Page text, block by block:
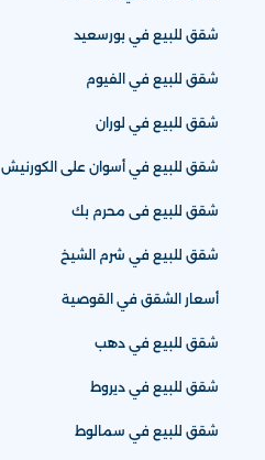
شقق للبيع في بورسعيد
شقق للبيع في الفيوم
شقق للبيع في لوران
شقق للبيع في أسوان على الكورنيش
شقق للبيع فى محرم بك
شقق للبيع في شرم الشيخ
أسعار الشقق في القوصية
شقق للبيع في دهب
شقق للبيع في ديروط
شقق للبيع في سمالوط